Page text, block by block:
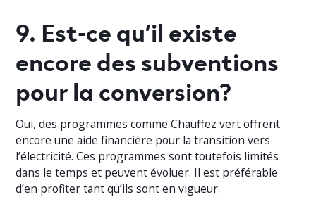
9. Est-ce qu’il existe
encore des subventions
pour la conversion?
Oui,des programmes comme Chauffez vertoffrent
encore une aide financière pour la transition vers
l’électricité. Ces programmes sont toutefois limités
dans le temps et peuvent évoluer. Il est préférable
d’en profiter tant qu’ils sont en vigueur.